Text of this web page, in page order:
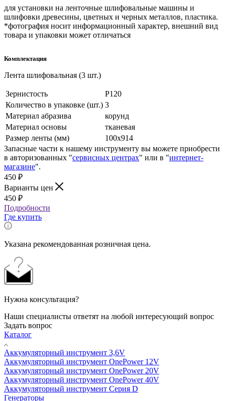
для установки на ленточные шлифовальные машины и
шлифовки древесины, цветных и черных металлов, пластика.
*фотография носит информационный характер, внешний вид
товара и упаковки может отличаться
Комплектация
Лента шлифовальная (3 шт.)
Зернистость
Р120
Количество в упаковке (шт.) 3
Материал абразива
корунд
Материал основы
тканевая
Размер ленты (мм)
100х914
Запасные части к нашему инструменту вы можете приобрести
в авторизованных "сервисных центрах" или в "интернет-
магазине".
450 ₽
Варианты цен
450 ₽
Подробности
Где купить
Указана рекомендованная розничная цена.
Нужна консультация?
Наши специалисты ответят на любой интересующий вопрос
Задать вопрос
Каталог
Аккумуляторный инструмент 3,6V
Аккумуляторный инструмент OnePower 12V
Аккумуляторный инструмент OnePower 20V
Аккумуляторный инструмент OnePower 40V
Аккумуляторный инструмент Серия D
Генераторы